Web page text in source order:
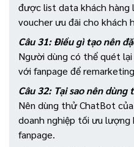
được list data khách hàng
voucher ưu đãi cho khách
Câu 31: Điều gì tạo nên
Người dùng có thể quét
với fanpage để
Câu 32: Tại sao nên
Nên dùng thử ChatBot
doanh nghiệp tối ưu lượng
fanpage.